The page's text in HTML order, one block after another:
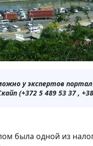
у экспертов
(+372 5 489 53 37 ,
была одной из